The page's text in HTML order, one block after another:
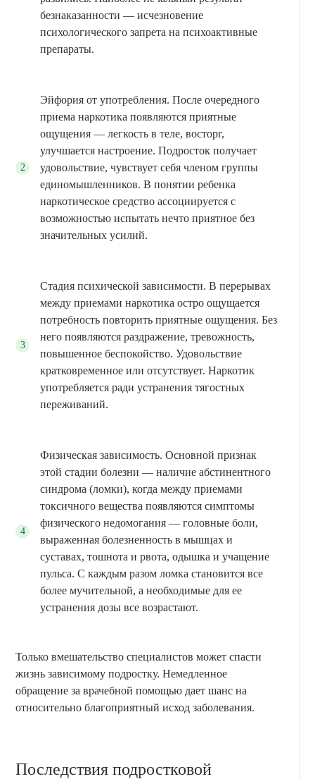
безнаказанности — исчезновение
психологического запрета на психоактивные
препараты.
Эйфория от употребления. После очередного
приема наркотика появляются приятные
ощущения — легкость в теле, восторг,
улучшается настроение. Подросток получает
удовольствие, чувствует себя членом группы
единомышленников. В понятии ребенка
наркотическое средство ассоциируется с
возможностью испытать нечто приятное без
значительных усилий.
Стадия психической зависимости. В перерывах
между приемами наркотика остро ощущается
потребность повторить приятные ощущения. Без
него появляются раздражение, тревожность,
повышенное беспокойство. Удовольствие
кратковременное или отсутствует. Наркотик
употребляется ради устранения тягостных
переживаний.
Физическая зависимость. Основной признак
этой стадии болезни — наличие абстинентного
синдрома (ломки), когда между приемами
токсичного вещества появляются симптомы
физического недомогания — головные боли,
выраженная болезненность в мышцах и
суставах, тошнота и рвота, одышка и учащение
пульса. С каждым разом ломка становится все
более мучительной, а необходимые для ее
устранения дозы все возрастают.
Только вмешательство специалистов может спасти
жизнь зависимому подростку. Немедленное
обращение за врачебной помощью дает шанс на
относительно благоприятный исход заболевания.
Последствия подростковой